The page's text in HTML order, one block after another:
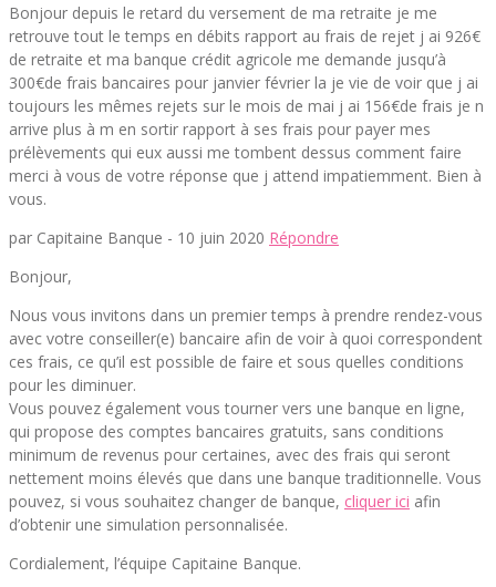
Bonjour depuis le retard du versement de ma retraite je me
retrouve tout le temps en débits rapport au frais de rejet j ai 926€
de retraite et ma banque crédit agricole me demande jusqu’à
300€de frais bancaires pour janvier février la je vie de voir que j ai
toujours les mêmes rejets sur le mois de mai j ai 156€de frais je n
arrive plus à m en sortir rapport à ses frais pour payer mes
prélèvements qui eux aussi me tombent dessus comment faire
merci à vous de votre réponse que j attend impatiemment. Bien à
vous.
par Capitaine Banque - 10 juin 2020 Répondre
Bonjour,
Nous vous invitons dans un premier temps à prendre rendez-vous
avec votre conseiller(e) bancaire afin de voir à quoi correspondent
ces frais, ce qu’il est possible de faire et sous quelles conditions
pour les diminuer.
Vous pouvez également vous tourner vers une banque en ligne,
qui propose des comptes bancaires gratuits, sans conditions
minimum de revenus pour certaines, avec des frais qui seront
nettement moins élevés que dans une banque traditionnelle. Vous
pouvez, si vous souhaitez changer de banque, cliquer ici afin
d’obtenir une simulation personnalisée.
Cordialement, l’équipe Capitaine Banque.